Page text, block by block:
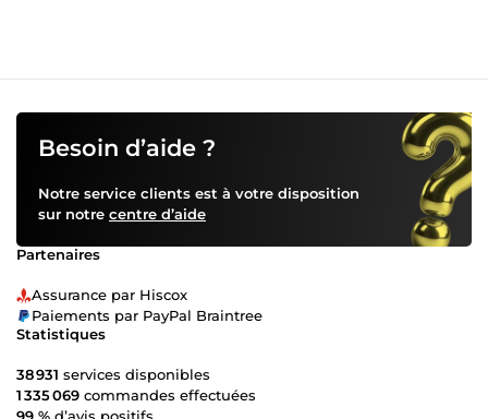
Besoin d’aide ?
Notre service clients est à votre disposition
sur notre centre d’aide
Partenaires
Assurance par Hiscox
Paiements par PayPal Braintree
Statistiques
38 931 services disponibles
1 335 069 commandes effectuées